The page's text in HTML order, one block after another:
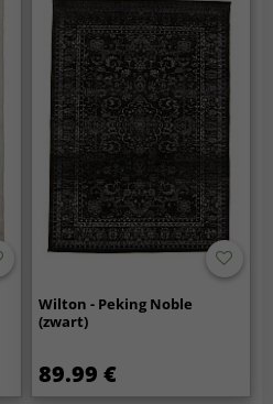
Wilton - Peking Noble
(zwart)
89.99 €